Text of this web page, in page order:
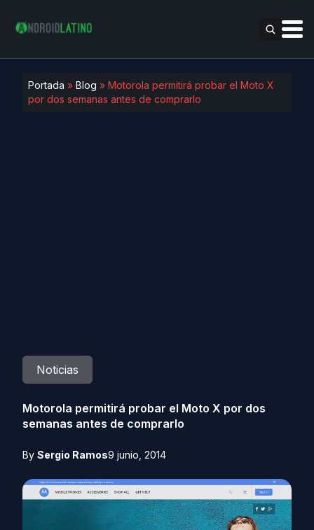
Portada » Blog » Motorola permitirá probar el Moto X
por dos semanas antes de comprarlo
Noticias
Motorola permitirá probar el Moto X por dos
semanas antes de comprarlo
By Sergio Ramos9 junio, 2014